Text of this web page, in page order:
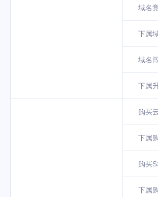
域名
下属
域名
下属
购买
下属
购买
下属